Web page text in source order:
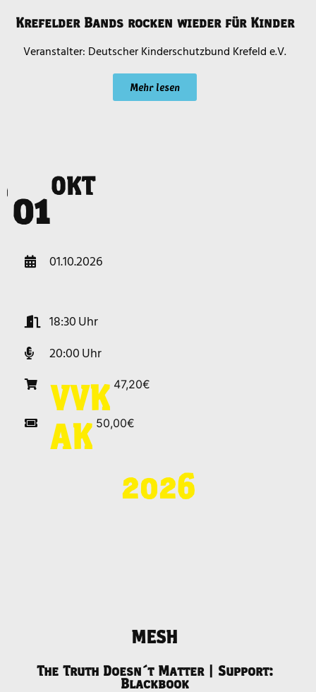
Krefelder Bands rocken wieder für Kinder
Deutscher Kinderschutzbund Krefeld e.V.
Mehr lesen
01OKT
01.10.2026
18:30
20:00
VVK 47,20€
AK 50,00€
MESH
The Truth Doesn´t Matter | Support:
Blackbook
2026